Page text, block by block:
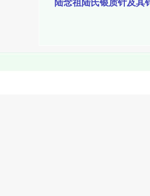
陆念祖陆氏银质针及其